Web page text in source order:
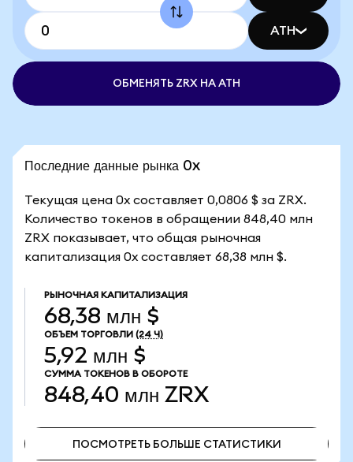
ATH
ОБМЕНЯТЬ ZRX НА ATH
Последние данные рынка 0x
Текущая цена 0x составляет 0,0806 $ за ZRX.
Количество токенов в обращении 848,40 млн
ZRX показывает, что общая рыночная
капитализация 0x составляет 68,38 млн $.
РЫНОЧНАЯ КАПИТАЛИЗАЦИЯ
68,38 млн $
ОБЪЕМ ТОРГОВЛИ (24 Ч)
5,92 млн $
СУММА ТОКЕНОВ В ОБОРОТЕ
848,40 млн ZRX
ПОСМОТРЕТЬ БОЛЬШЕ СТАТИСТИКИ